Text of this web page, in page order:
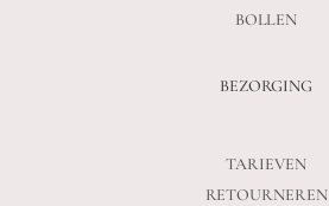
BOLLEN
BEZORGING
TARIEVEN
RETOURNEREN